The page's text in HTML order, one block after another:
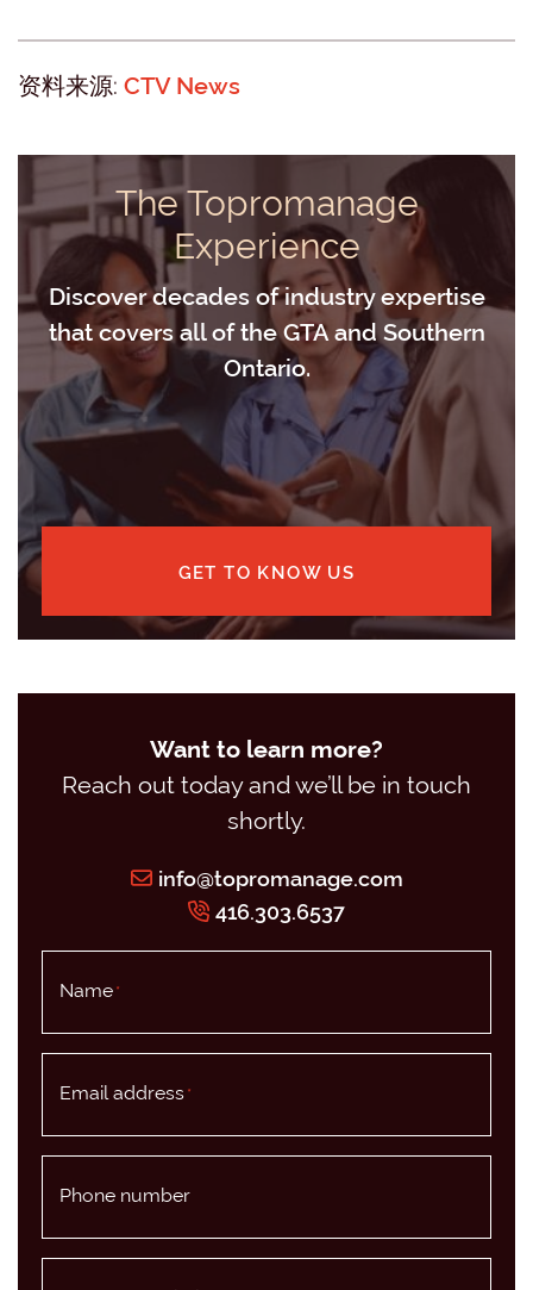
资料来源: CTV News
The Topromanage
Experience
Discover decades of industry expertise
that covers all of the GTA and Southern
Ontario.
GET TO KNOW US
Want to learn more?
Reach out today and we’ll be in touch
shortly.
info@topromanage.com
416.303.6537
Name*
Email address *
Phone number